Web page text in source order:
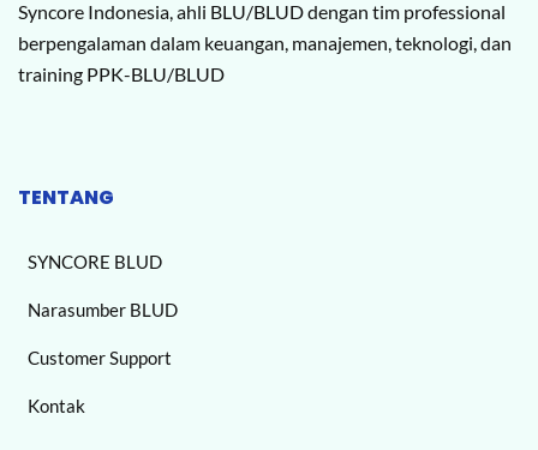
Syncore Indonesia, ahli BLU/BLUD dengan tim professional
berpengalaman dalam keuangan, manajemen, teknologi, dan
training PPK-BLU/BLUD
TENTANG
SYNCORE BLUD
Narasumber BLUD
Customer Support
Kontak